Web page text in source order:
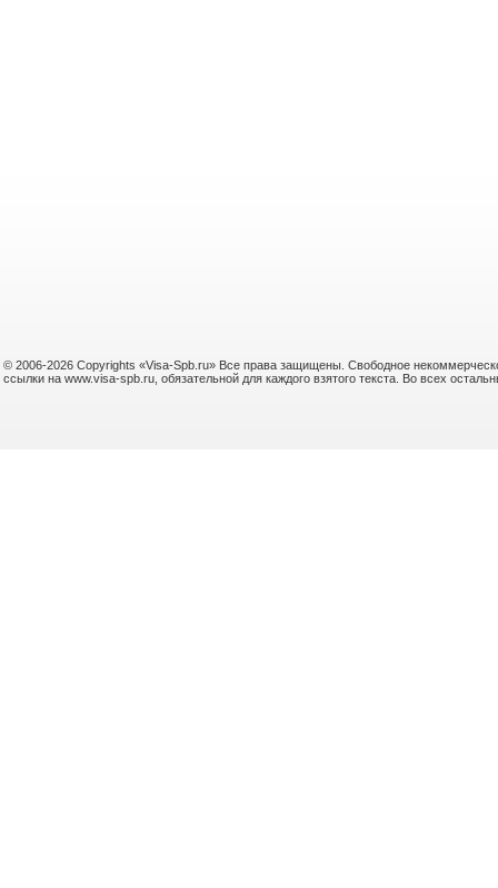
© 2006-2026 Copyrights «Visa-Spb.ru» Все права защищены. Свободное
ссылки на www.visa-spb.ru, обязательной для каждого взятого текста. Во всех